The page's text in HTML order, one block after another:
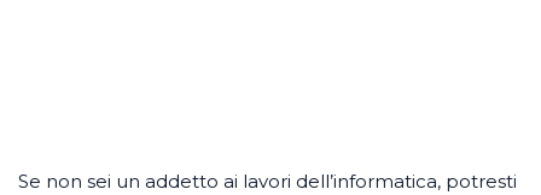
Se non sei un addetto ai lavori dell’informatica, potresti